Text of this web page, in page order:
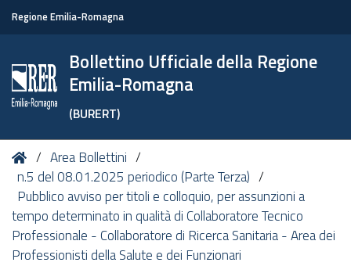
Regione Emilia-Romagna
Bollettino Ufficiale della Regione
Emilia-Romagna
(BURERT)
Tu
sei
qui:
HomeArea Bollettini
n.5 del 08.01.2025 periodico (Parte Terza)
Pubblico avviso per titoli e colloquio, per assunzioni a
tempo determinato in qualità di Collaboratore Tecnico
Professionale - Collaboratore di Ricerca Sanitaria - Area dei
Professionisti della Salute e dei Funzionari